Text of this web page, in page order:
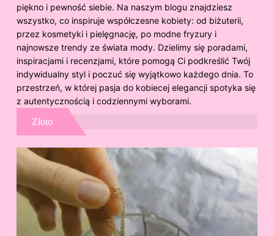
piękno i pewność siebie. Na naszym blogu znajdziesz
wszystko, co inspiruje współczesne kobiety: od biżuterii,
przez kosmetyki i pielęgnację, po modne fryzury i
najnowsze trendy ze świata mody. Dzielimy się poradami,
inspiracjami i recenzjami, które pomogą Ci podkreślić Twój
indywidualny styl i poczuć się wyjątkowo każdego dnia. To
przestrzeń, w której pasja do kobiecej elegancji spotyka się
z autentycznością i codziennymi wyborami.
Złoto